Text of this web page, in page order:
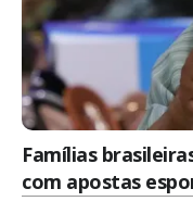
Famílias
com apostas